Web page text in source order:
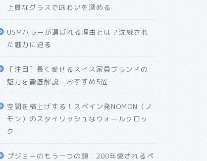
上質なグラスで味わいを深める
USMハラーが選ばれる理由とは？洗練され
た魅力に迫る
［注目］長く愛せるスイス家具ブランドの
魅力を徹底解説ーおすすめ5選ー
空間を格上げする！スペイン発NOMON（ノ
モン）のスタイリッシュなウォールクロッ
ク
プジョーのもう一つの顔：200年愛されるペ